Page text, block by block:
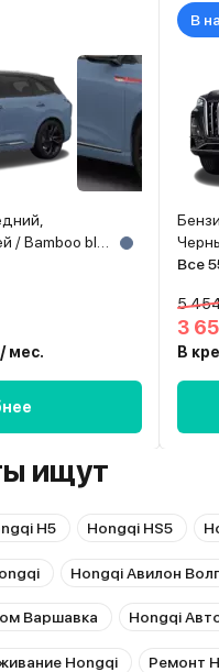
мес.
В
Все
5
3
В
ищут
H5 Hongqi HS5
Hongqi Авилон
Варшавка Hongqi
Hongqi Ремонт